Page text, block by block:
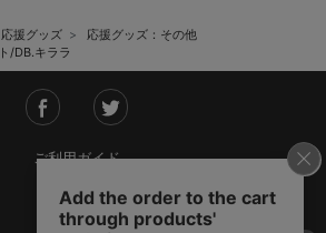
応援グッズ
応援グッズ：その他
/DB.キララ
ご利用ガイド
会社概要